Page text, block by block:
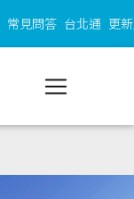
常見問答 台北通 更